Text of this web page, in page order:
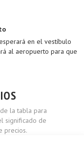
en el vestíbulo
al aeropuerto para que
la tabla para
significado de
precios.